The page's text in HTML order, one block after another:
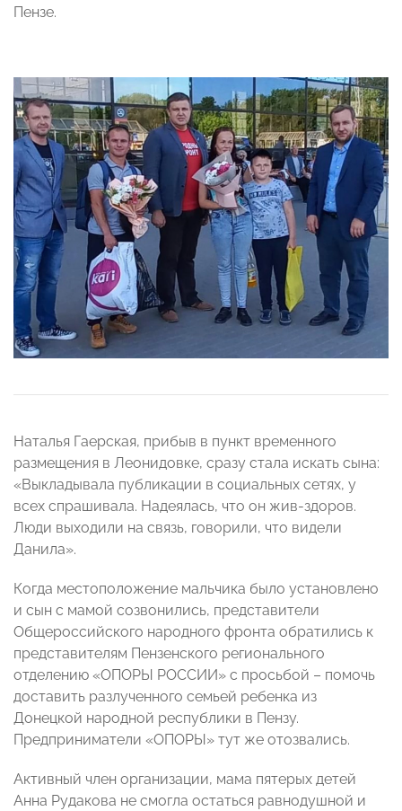
Пензе.
Наталья Гаерская, прибыв в пункт временного
размещения в Леонидовке, сразу стала искать сына:
«Выкладывала публикации в социальных сетях, у
всех спрашивала. Надеялась, что он жив-здоров.
Люди выходили на связь, говорили, что видели
Данила».
Когда местоположение мальчика было установлено
и сын с мамой созвонились, представители
Общероссийского народного фронта обратились к
представителям Пензенского регионального
отделению «ОПОРЫ РОССИИ» с просьбой – помочь
доставить разлученного семьей ребенка из
Донецкой народной республики в Пензу.
Предприниматели «ОПОРЫ» тут же отозвались.
Активный член организации, мама пятерых детей
Анна Рудакова не смогла остаться равнодушной и